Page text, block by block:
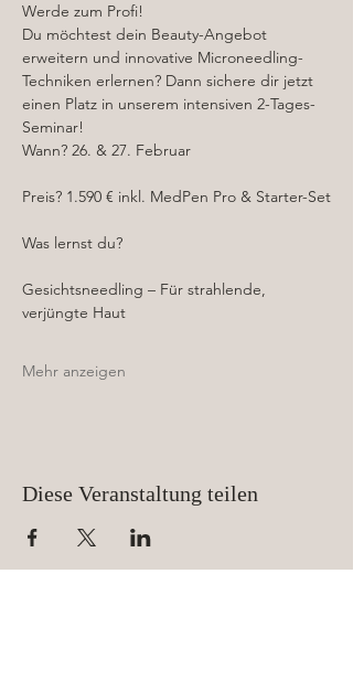
Werde zum Profi!
Du möchtest dein Beauty-Angebot
erweitern und innovative Microneedling-
Techniken erlernen? Dann sichere dir jetzt
einen Platz in unserem intensiven 2-Tages-
Seminar!
Wann? 26. & 27. Februar
Preis? 1.590 € inkl. MedPen Pro & Starter-Set
Was lernst du?
Gesichtsneedling – Für strahlende,
verjüngte Haut
Mehr anzeigen
Diese Veranstaltung teilen